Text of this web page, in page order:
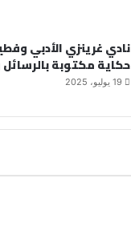
نادي غرينزي الأدبي
حكاية مكتوبة بالرسائل
19 يوليو، 2025